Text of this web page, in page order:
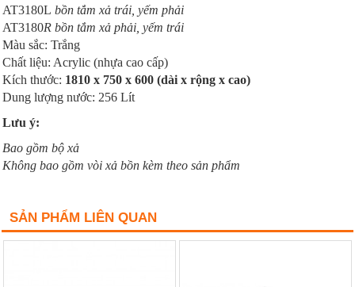
AT3180L bồn tắm xả trái, yếm phải
AT3180R bồn tắm xả phải, yếm trái
Màu sắc: Trắng
Chất liệu: Acrylic (nhựa cao cấp)
Kích thước: 1810 x 750 x 600 (dài x rộng x cao)
Dung lượng nước: 256 Lít
Lưu ý:
Bao gồm bộ xả
Không bao gồm vòi xả bồn kèm theo sản phẩm
SẢN PHẨM LIÊN QUAN